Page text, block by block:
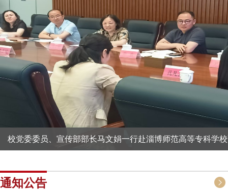
校党委委员、宣传部部长马文娟一行赴淄博师范高等专科学
通知公告